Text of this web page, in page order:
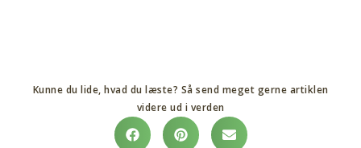
Kunne du lide, hvad du læste? Så send meget gerne artiklen
videre ud i verden